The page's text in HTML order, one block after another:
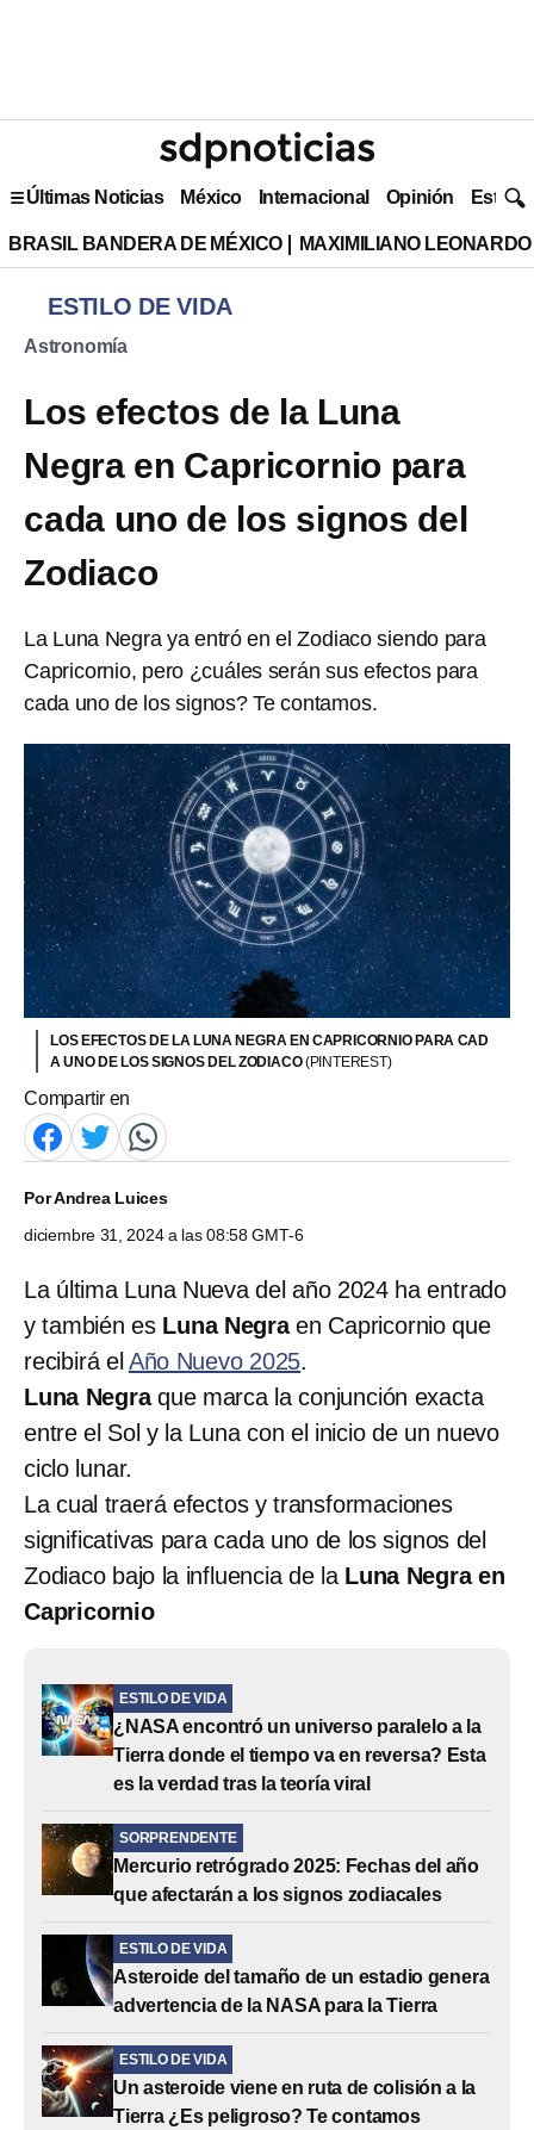
Últimas Noticias México Internacional Opinión Estilo
BRASIL BANDERA DE MÉXICO MAXIMILIANO
ESTILO DE VIDA
Astronomía
Los efectos de la Luna
Negra en Capricornio para
cada uno de los signos del
Zodiaco
La Luna Negra ya entró en el Zodiaco siendo para
Capricornio, pero ¿cuáles serán sus efectos para
cada uno de los signos? Te contamos.
LOS EFECTOS DE LA LUNA NEGRA EN CAPRICORNIO PARA CAD
A UNO DE LOS SIGNOS DEL ZODIACO(PINTEREST)
Compartir en
PorAndrea Luices
diciembre 31, 2024 a las 08:58 GMT-6
La última Luna Nueva del año 2024 ha entrado
y también es Luna Negraen Capricornio que
recibirá el Año Nuevo 2025.
Luna Negraque marca la conjunción exacta
entre el Sol y la Luna con el inicio de un nuevo
ciclo lunar.
La cual traerá efectos y transformaciones
significativas para cada uno de los signos del
Zodiaco bajo la influencia de la Luna Negra en
Capricornio
ESTILO DE VIDA
¿NASA encontró un universo paralelo a la
Tierra donde el tiempo va en reversa? Esta
es la verdad tras la teoría viral
SORPRENDENTE
Mercurio retrógrado 2025: Fechas del año
que afectarán a los signos zodiacales
ESTILO DE VIDA
Asteroide del tamaño de un estadio genera
advertencia de la NASA para la Tierra
ESTILO DE VIDA
Un asteroide viene en ruta de colisión a la
Tierra ¿Es peligroso? Te contamos